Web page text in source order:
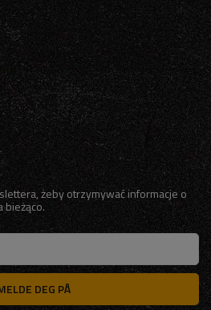
żeby otrzymywać informacje o
bieżąco.
DEG PÅ